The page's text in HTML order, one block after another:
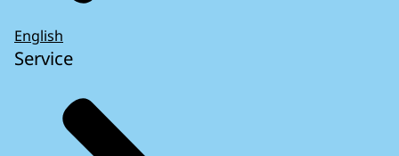
English
Service